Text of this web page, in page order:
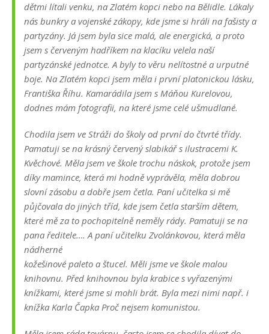
dětmi lítali venku, na Zlatém kopci nebo na Bělidle. Lákaly
nás bunkry a vojenské zákopy, kde jsme si hráli na fašisty a
partyzány. Já jsem byla sice malá, ale energická, a proto
jsem s červeným hadříkem na klacíku velela naší
partyzánské jednotce. A byly to věru nelítostné a urputné
boje. Na Zlatém kopci jsem měla i první platonickou lásku,
Františka Říhu. Kamarádila jsem s Máňou Kurelovou,
dodnes mám fotografii, na které jsme celé ušmudlané.
Chodila jsem ve Stráži do školy od první do čtvrté třídy.
Pamatuji se na krásný červený slabikář s ilustracemi K.
Kvěchové. Měla jsem ve škole trochu náskok, protože jsem
díky mamince, která mi hodně vyprávěla, měla dobrou
slovní zásobu a dobře jsem četla. Paní učitelka si mě
půjčovala do jiných tříd, kde jsem četla starším dětem,
které mě za to pochopitelně neměly rády. Pamatuji se na
pana ředitele…. A paní učitelku Zvolánkovou, která měla
nádherné
kožešinové paleto a štucel. Měli jsme ve škole malou
knihovnu. Před knihovnou byla krabice s vyřazenými
knížkami, které jsme si mohli brát. Byla mezi nimi např. i
knížka Karla Čapka Proč nejsem komunistou.